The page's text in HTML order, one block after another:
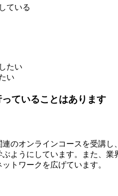
ている
たい
い
ていることはあります
のオンラインコースを受講し
ようにしています。また、業
トワークを広げています。